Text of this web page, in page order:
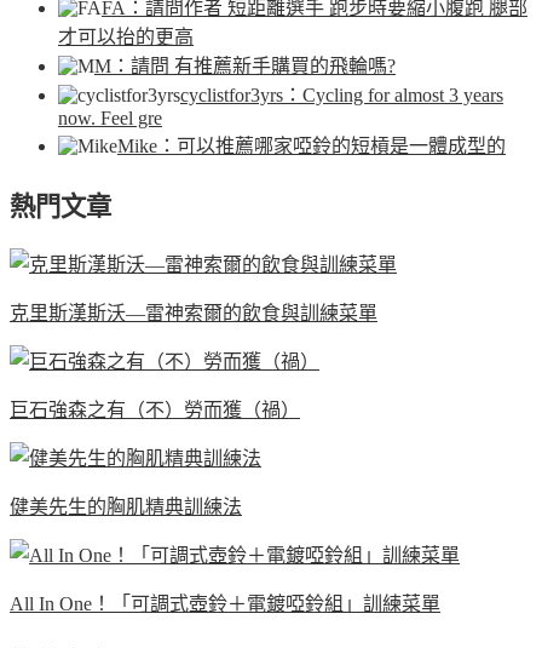
FA ：請問作者 短距離選手 跑步時要縮小腹跑 腿部
才可以抬的更高
M ：請問 有推薦新手購買的飛輪嗎?
cyclistfor3yrs ：Cycling for almost 3 years
now. Feel gre
Mike ：可以推薦哪家啞鈴的短槓是一體成型的
熱門文章
克里斯漢斯沃—雷神索爾的飲食與訓練菜單
巨石強森之有（不）勞而獲（禍）
健美先生的胸肌精典訓練法
All In One！「可調式壺鈴＋電鍍啞鈴組」訓練菜單